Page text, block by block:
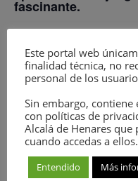
fascinante.
los/las participantes y
sobre la magia, los
escoger un juego
ganas de participar.
En este taller los niños
un juego de magia para
Este portal web
finalidad técnica, no
personal de los
Sin embargo, contiene
con políticas de
Alcalá de Henares que
cuando accedas a ellos.
Entendido Más